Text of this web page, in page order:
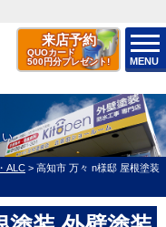
来店予約
QUOカード
500円分プレゼント!
MENU
ALC > 高知市 万々 n様邸 屋根塗装